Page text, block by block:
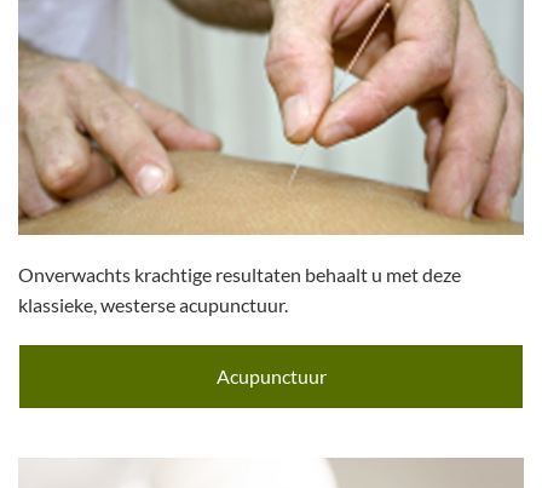
Onverwachts krachtige resultaten behaalt u met deze
klassieke, westerse acupunctuur.
Acupunctuur